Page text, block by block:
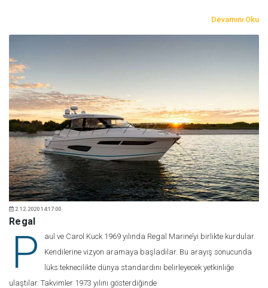
Devamını Oku
2.12.2020 14:17:00
Regal
P
aul ve Carol Kuck 1969 yılında Regal Marine’yi birlikte kurdular.
Kendilerine vizyon aramaya başladılar. Bu arayış sonucunda
lüks teknecilikte dünya standardını belirleyecek yetkinliğe
ulaştılar. Takvimler 1973 yılını gösterdiğinde